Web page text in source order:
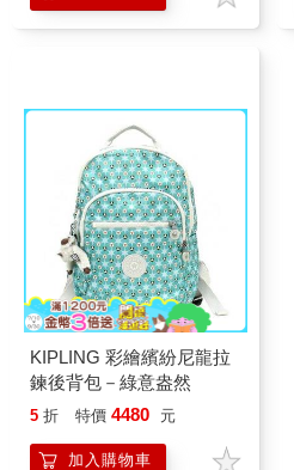
KIPLING 彩繪繽紛尼龍拉
鍊後背包－綠意盎然
5 折 特價 4480 元
加入購物車